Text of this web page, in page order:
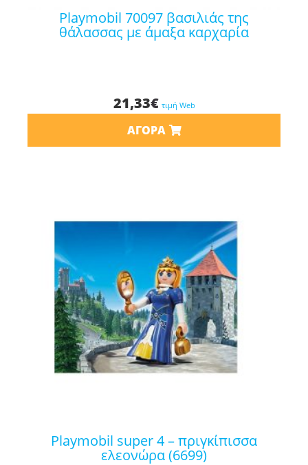
playmobil 70097 βασιλιάς της
θάλασσας με άμαξα καρχαρία
21,33€ τιμή Web
ΑΓΟΡΆ
playmobil super 4 – πριγκίπισσα
ελεονώρα (6699)